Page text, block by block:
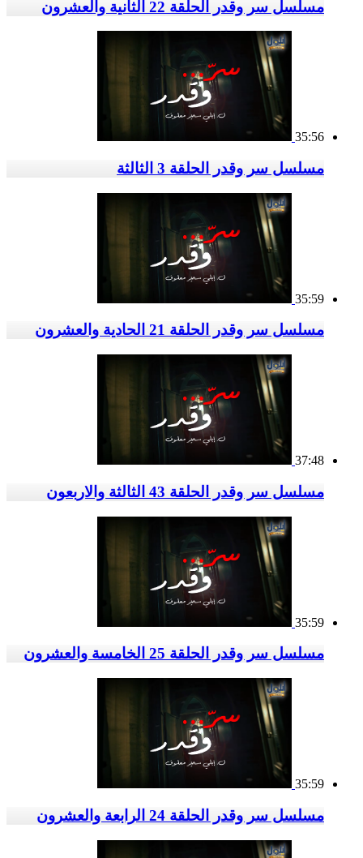
مسلسل سر وقدر الحلقة 22 الثانية والعشرون
35:56
مسلسل سر وقدر الحلقة 3 الثالثة
35:59
مسلسل سر وقدر الحلقة 21 الحادية والعشرون
37:48
مسلسل سر وقدر الحلقة 43 الثالثة والاربعون
35:59
مسلسل سر وقدر الحلقة 25 الخامسة والعشرون
35:59
مسلسل سر وقدر الحلقة 24 الرابعة والعشرون